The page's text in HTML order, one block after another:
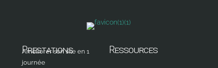
Prestations
Améliorer son site en 1
journée
Ressources